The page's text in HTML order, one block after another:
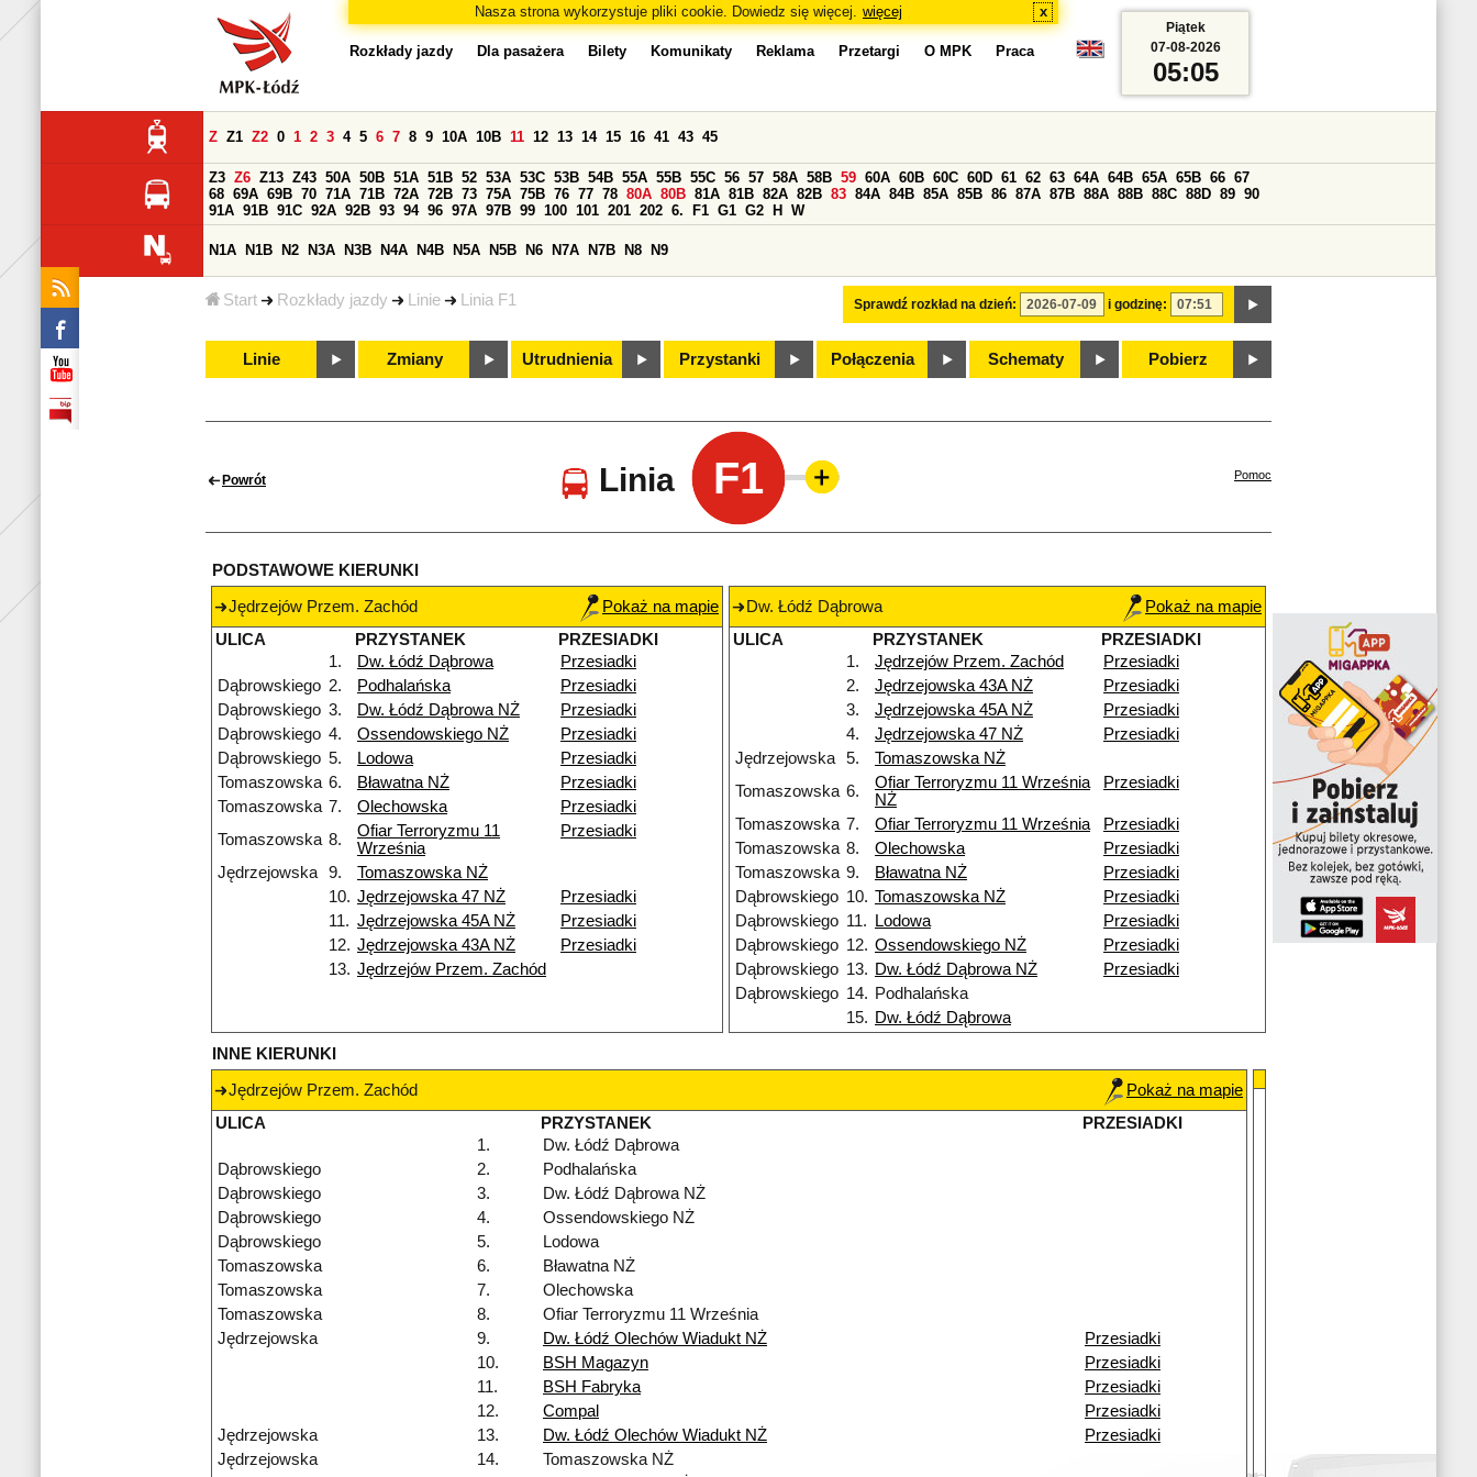
Nasza strona wykorzystuje pliki cookie. Dowiedz się więcej. więcej x
Start Rozkłady jazdy Linie Linia F1
Rozkłady jazdy Dla pasażera Bilety Komunikaty Reklama Przetargi O MPK Praca
Sprawdź rozkład na dzień: i godzinę:
Z Z1 Z2 0 1 2 3 4 5 6 7 8 9 10A 10B 11 12 13 14 15 16 41 43 45
Z3 Z6 Z13 Z43 50A 50B 51A 51B 52 53A 53C 53B 54B 55A 55B 55C 56 57 58A 58B 59 60A 60B 60C 60D 61 62 63 64A 64B 65A 65B 66 67
68 69A 69B 70 71A 71B 72A 72B 73 75A 75B 76 77 78 80A 80B 81A 81B 82A 82B 83 84A 84B 85A 85B 86 87A 87B 88A 88B 88C 88D 89 90
91A 91B 91C 92A 92B 93 94 96 97A 97B 99 100 101 201 202 6. F1 G1 G2 H W
N1A N1B N2 N3A N3B N4A N4B N5A N5B N6 N7A N7B N8 N9
Linie Zmiany Utrudnienia Przystanki Połączenia Schematy Pobierz
Piątek
07-08-2026
05:05
Powrót Linia F1 Pomoc
PODSTAWOWE KIERUNKI
Jędrzejów Przem. Zachód
Pokaż na mapie
ULICA
PRZYSTANEK
PRZESIADKI
1.
Dw. Łódź Dąbrowa
Przesiadki
Dąbrowskiego 2. Podhalańska
Przesiadki
Dąbrowskiego 3. Dw. Łódź Dąbrowa NŻ
Przesiadki
Dąbrowskiego 4. Ossendowskiego NŻ
Przesiadki
Dąbrowskiego 5. Lodowa
Przesiadki
Tomaszowska 6. Bławatna NŻ
Przesiadki
Tomaszowska 7. Olechowska
Przesiadki
Tomaszowska 8.
Ofiar Terroryzmu 11
Września
Przesiadki
Jędrzejowska 9.
Tomaszowska NŻ
10. Jędrzejowska 47 NŻ
Przesiadki
11. Jędrzejowska 45A NŻ
Przesiadki
12. Jędrzejowska 43A NŻ
Przesiadki
13. Jędrzejów Przem. Zachód
Dw. Łódź Dąbrowa
Pokaż na mapie
ULICA
PRZYSTANEK
PRZESIADKI
1.
Jędrzejów Przem. Zachód
Przesiadki
2.
Jędrzejowska 43A NŻ
Przesiadki
3.
Jędrzejowska 45A NŻ
Przesiadki
4.
Jędrzejowska 47 NŻ
Przesiadki
Jędrzejowska
5.
Tomaszowska NŻ
Tomaszowska 6.
Ofiar Terroryzmu 11 Września
NŻ
Przesiadki
Tomaszowska 7. Ofiar Terroryzmu 11 Września
Przesiadki
Tomaszowska 8. Olechowska
Przesiadki
Tomaszowska 9. Bławatna NŻ
Przesiadki
Dąbrowskiego 10. Tomaszowska NŻ
Przesiadki
Dąbrowskiego 11. Lodowa
Przesiadki
Dąbrowskiego 12. Ossendowskiego NŻ
Przesiadki
Dąbrowskiego 13. Dw. Łódź Dąbrowa NŻ
Przesiadki
Dąbrowskiego 14. Podhalańska
15. Dw. Łódź Dąbrowa
INNE KIERUNKI
Jędrzejów Przem. Zachód
Pokaż na mapie
ULICA
PRZYSTANEK
PRZESIADKI
1.
Dw. Łódź Dąbrowa
Dąbrowskiego
2.
Podhalańska
Dąbrowskiego
3.
Dw. Łódź Dąbrowa NŻ
Dąbrowskiego
4.
Ossendowskiego NŻ
Dąbrowskiego
5.
Lodowa
Tomaszowska
6.
Bławatna NŻ
Tomaszowska
7.
Olechowska
Tomaszowska
8.
Ofiar Terroryzmu 11 Września
Jędrzejowska
9. Dw. Łódź Olechów Wiadukt NŻ
Przesiadki
10.
BSH Magazyn
Przesiadki
11.
BSH Fabryka
Przesiadki
12.
Compal
Przesiadki
Jędrzejowska
13. Dw. Łódź Olechów Wiadukt NŻ
Przesiadki
Jędrzejowska
14.
Tomaszowska NŻ